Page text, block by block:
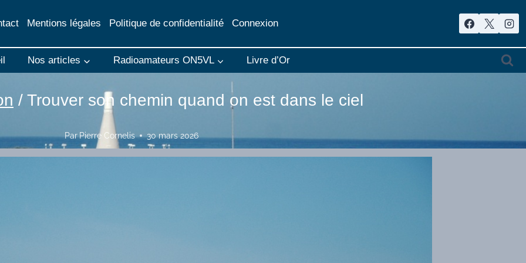
Mentions légales Politique de confidentialité Connexion
Nos articles Radioamateurs ON5VL Livre d’Or
/ Trouver son chemin quand on est dans le ciel
ParPierre Cornelis 30 mars 2026